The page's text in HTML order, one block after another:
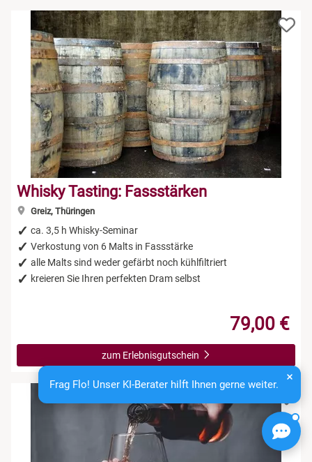
Whisky Tasting: Fassstärken
Greiz, Thüringen
ca. 3,5 h Whisky-Seminar
Verkostung von 6 Malts in Fassstärke
alle Malts sind weder gefärbt noch kühlfiltriert
kreieren Sie Ihren perfekten Dram selbst
79,00 €
zum Erlebnisgutschein
Frag Flo! Unser KI-Berater hilft Ihnen gerne weiter.